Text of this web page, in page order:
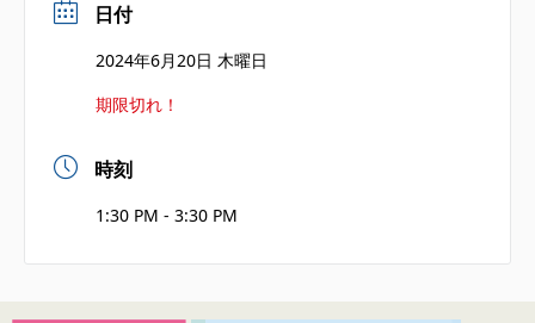
日付
2024年6月20日 木曜日
期限切れ！
時刻
1:30 PM - 3:30 PM